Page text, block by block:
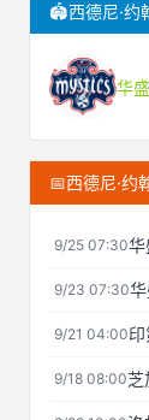
🏟️西德尼·约
华
📅西德尼·约
9/25 07:30华
9/23 07:30
9/21 04:00
9/18 08:00芝